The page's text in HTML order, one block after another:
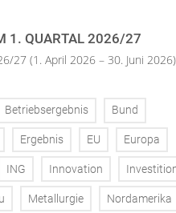
1. QUARTAL 2026/27
27 (1. April 2026 – 30. Juni
Betriebsergebnis Bund
Ergebnis EU Europa
ING Innovation
Metallurgie Nordamerika